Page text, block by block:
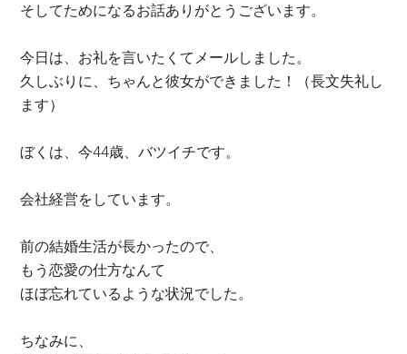
そしてためになるお話ありがとうございます。
今日は、お礼を言いたくてメールしました。
久しぶりに、ちゃんと彼女ができました！（長文失礼し
ます）
ぼくは、今44歳、バツイチです。
会社経営をしています。
前の結婚生活が長かったので、
もう恋愛の仕方なんて
ほぼ忘れているような状況でした。
ちなみに、